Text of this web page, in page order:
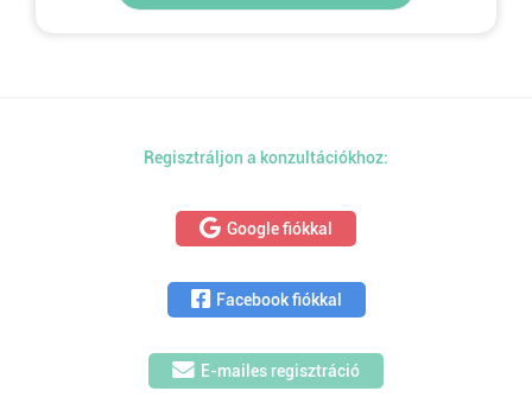
Regisztráljon a konzultációkhoz:
Google fiókkal
Facebook fiókkal
E-mailes regisztráció